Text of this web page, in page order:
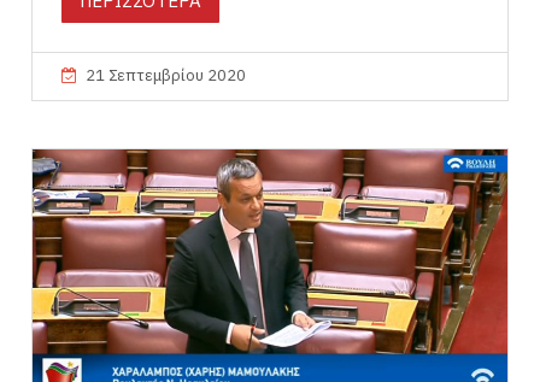
21 Σεπτεμβρίου 2020